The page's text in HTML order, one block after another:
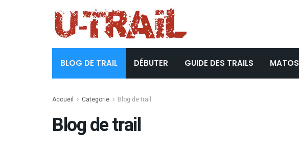
BLOG DE TRAIL DÉBUTER GUIDE DES TRAILS MATOS
Accueil Categorie Blog de trail
Blog de trail